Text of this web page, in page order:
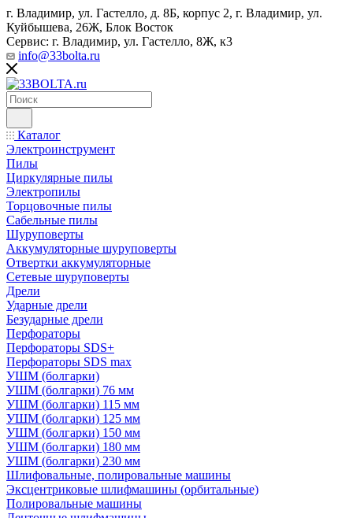
г. Владимир, ул. Гастелло, д. 8Б, корпус 2, г. Владимир, ул. ​
Куйбышева, 26Ж, Блок Восток
Сервис: г. Владимир, ул. Гастелло, 8Ж, к3
info@33bolta.ru
Каталог
Электроинструмент
Пилы
Циркулярные пилы
Электропилы
Торцовочные пилы
Сабельные пилы
Шуруповерты
Аккумуляторные шуруповерты
Отвертки аккумуляторные
Сетевые шуруповерты
Дрели
Ударные дрели
Безударные дрели
Перфораторы
Перфораторы SDS+
Перфораторы SDS max
УШМ (болгарки)
УШМ (болгарки) 76 мм
УШМ (болгарки) 115 мм
УШМ (болгарки) 125 мм
УШМ (болгарки) 150 мм
УШМ (болгарки) 180 мм
УШМ (болгарки) 230 мм
Шлифовальные, полировальные машины
Эксцентриковые шлифмашины (орбитальные)
Полировальные машины